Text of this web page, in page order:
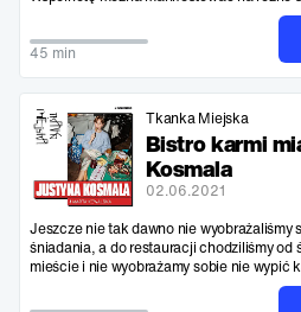
45 min
Tkanka Miejska
Bistro karmi
Kosmala
02.06.2021
Jeszcze nie tak dawno nie wyobrażaliśmy
śniadania, a do restauracji chodziliśmy od
mieście i nie wyobrażamy sobie nie wypić